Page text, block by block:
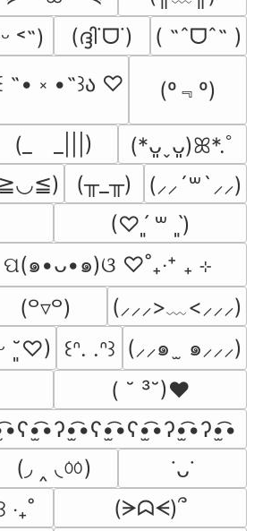
˂˶) (ദ്ദി˙ᗜ˙) ( ˶ˆᗜˆ˵ )
˶• ༝ •˶꒱ა ♡ (º﹃º)
(_　_|||)
(*ᴗ͈ˬᴗ͈)ꕤ*.ﾟ
(╥_╥)
(⸝⸝´꒳`⸝⸝)
(♡ˊ͈ ꒳ ˋ͈)
ପ(๑•ᴗ•๑)ଓ ♡˚₊‧⁺ ₊ ⊹
(꒪▿꒪)
(⸝⸝⸝>﹏<⸝⸝⸝)
˘͈♡) ꒰ᐢ. .ᐢ꒱ (⸝⸝๑  ̫ ๑⸝⸝⸝)
( ˘ ³˘)♥
(◞ ‸ ◟ㆀ)
˙ᴗ˙
‧₊˚
(ᗒᗣᗕ)՞